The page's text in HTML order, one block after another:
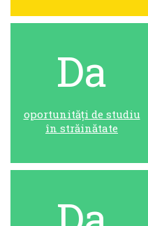
Da
oportunități de studiu
în străinătate